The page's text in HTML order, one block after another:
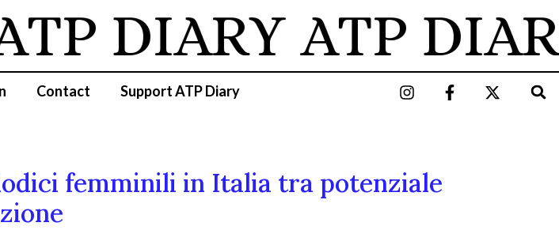
DIARY ATP
Contact Support ATP Diary
femminili in Italia tra potenziale